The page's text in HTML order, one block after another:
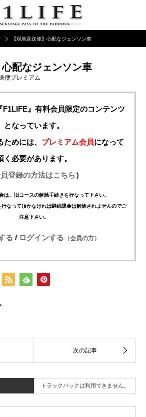
【現地直送便】心配なジェンソン車
心配なジェンソン車
便プレミアム
F1LIFE』有料会員限定のコンテンツ
となっています。
めには、 プレミアム会員になって
く必要があります。
登録の方法はこちら）
は、旧コースの解除手続きを行なって下さい。
なって頂かなければ継続課金は解除されませんのでご
注意下さい。
る / ログインする （会員の方）
トラックバックは利用できません。